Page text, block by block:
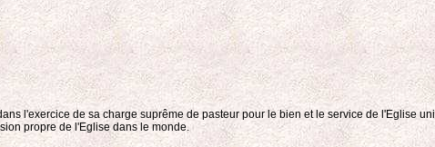
l'exercice de sa charge suprême de pasteur pour le bien et le service de l'Eglise
propre de l'Eglise dans le monde.